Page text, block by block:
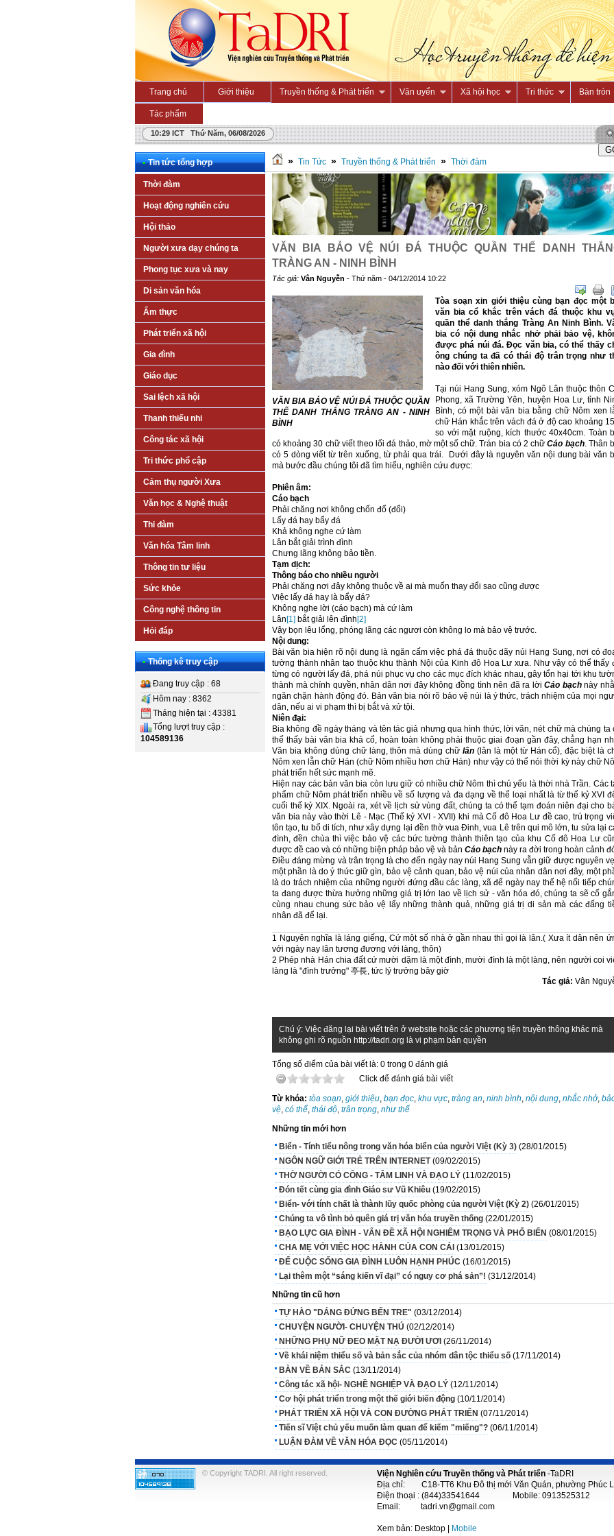
Trang chủ Giới thiệu Truyền thống & Phát triển Văn uyển Xã hội học Tri thức Bàn tròn
Tác phẩm
10:29 ICT Thứ Năm, 06/08/2026
• Tin tức tổng hợp
Thời đàm
Hoạt động nghiên cứu
Hội thảo
Người xưa dạy chúng ta
Phong tục xưa và nay
Di sản văn hóa
Ẩm thực
Phát triển xã hội
Gia đình
Giáo dục
Sai lệch xã hội
Thanh thiếu nhi
Công tác xã hội
Tri thức phổ cập
Cảm thụ người Xưa
Văn học & Nghệ thuật
Thi đàm
Văn hóa Tâm linh
Thông tin tư liệu
Sức khỏe
Công nghệ thông tin
Hỏi đáp
• Thống kê truy cập
Đang truy cập : 68
Hôm nay : 8362
Tháng hiện tại : 43381
Tổng lượt truy cập :
104589136
» Tin Tức » Truyền thống & Phát triển » Thời đàm
VĂN BIA BẢO VỆ NÚI ĐÁ THUỘC QUẦN THỂ DANH
TRÀNG AN - NINH BÌNH
Tác giả: Vân Nguyễn - Thứ năm - 04/12/2014 10:22
VĂN BIA BẢO VỆ NÚI ĐÁ THUỘC QUẦN
THỂ DANH THẮNG TRÀNG AN - NINH
BÌNH
Tòa soạn xin giới thiệu cùng bạn đọc một
văn bia cổ khắc trên vách đá thuộc khu
quần thể danh thắng Tràng An Ninh Bình.
bia có nội dung nhắc nhở phải bảo vệ,
được phá núi đá. Đọc văn bia, có thể thấy
ông chúng ta đã có thái độ trân trọng như
nào đối với thiên nhiên.
Tại núi Hang Sung, xóm Ngô Lân thuộc thôn
Phong, xã Trường Yên, huyện Hoa Lư, tỉnh
Bình, có một bài văn bia bằng chữ Nôm xen
chữ Hán khắc trên vách đá ở độ cao khoảng
so với mặt ruộng, kích thước 40x40cm. Toàn
có khoảng 30 chữ viết theo lối đá thảo, mờ một số chữ. Trán bia có 2 chữCáo bạch. Thân
có 5 dòng viết từ trên xuống, từ phải qua trái. Dưới đây là nguyên văn nội dung bài văn
mà bước đầu chúng tôi đã tìm hiểu, nghiên cứu được:
Phiên âm:
Cáo bạch
Phải chăng nơi không chốn đổ (đổi)
Lấy đá hay bẩy đá
Khả không nghe cứ làm
Lân bắt giải trình đình
Chưng lãng không bảo tiền.
Tạm dịch:
Thông báo cho nhiều người
Phải chăng nơi đây không thuộc về ai mà muốn thay đổi sao cũng được
Việc lấy đá hay là bẩy đá?
Không nghe lời (cáo bạch) mà cứ làm
Lân [1] bắt giải lên đình [2]
Vậy bọn lêu lổng, phóng lãng các ngươi còn không lo mà bảo vệ trước.
Nội dung:
Bài văn bia hiện rõ nội dung là ngăn cấm việc phá đá thuộc dãy núi Hang Sung, nơi có
tường thành nhân tạo thuộc khu thành Nội của Kinh đô Hoa Lư xưa. Như vậy có thể thấy
từng có người lấy đá, phá núi phục vụ cho các mục đích khác nhau, gây tổn hại tới khu
thành mà chính quyền, nhân dân nơi đây không đồng tình nên đã ra lờiCáo bạchnày
ngăn chặn hành động đó. Bản văn bia nói rõ bảo vệ núi là ý thức, trách nhiệm của mọi
dân, nếu ai vi phạm thì bị bắt và xử tội.
Niên đại:
Bia không đề ngày tháng và tên tác giả nhưng qua hình thức, lời văn, nét chữ mà chúng ta
thể thấy bài văn bia khá cổ, hoàn toàn không phải thuộc giai đoạn gần đây, chẳng hạn
Văn bia không dùng chữ làng, thôn mà dùng chữ lân (lân là một từ Hán cổ), đặc biệt là
Nôm xen lẫn chữ Hán (chữ Nôm nhiều hơn chữ Hán) như vậy có thể nói thời kỳ này chữ
phát triển hết sức mạnh mẽ.
Hiện nay các bản văn bia còn lưu giữ có nhiều chữ Nôm thì chủ yếu là thời nhà Trần. Các
phẩm chữ Nôm phát triển nhiều về số lượng và đa dạng về thể loại nhất là từ thế kỷ XVI
cuối thế kỷ XIX. Ngoài ra, xét về lịch sử vùng đất, chúng ta có thể tạm đoán niên đại cho
văn bia này vào thời Lê - Mạc (Thế kỷ XVI - XVII) khi mà Cố đô Hoa Lư đề cao, trú trọng
tôn tạo, tu bổ di tích, như xây dựng lại đền thờ vua Đinh, vua Lê trên qui mô lớn, tu sửa lại
đình, đền chùa thì việc bảo vệ các bức tường thành thiên tạo của khu Cố đô Hoa Lư
được đề cao và có những biện pháp bảo vệ và bản Cáo bạch này ra đời trong hoàn cảnh
Điều đáng mừng và trân trọng là cho đến ngày nay núi Hang Sung vẫn giữ được nguyên
một phần là do ý thức giữ gìn, bảo vệ cảnh quan, bảo vệ núi của nhân dân nơi đây, một
là do trách nhiệm của những người đứng đầu các làng, xã để ngày nay thế hệ nối tiếp
ta đang được thừa hưởng những giá trị lớn lao về lịch sử - văn hóa đó, chúng ta sẽ cố
cùng nhau chung sức bảo vệ lấy những thành quả, những giá trị di sản mà các đấng
nhân đã để lại.
1 Nguyên nghĩa là láng giếng, Cứ một số nhà ở gần nhau thì gọi là lân.( Xưa ít dân nên
với ngày nay lân tương đương với làng, thôn)
2 Phép nhà Hán chia đất cứ mười dặm là một đình, mười đình là một làng, nên người coi
làng là "đình trưởng" 亭長, tức lý trưởng bây giờ
Tác giả: Vân
Chú ý: Việc đăng lại bài viết trên ở website hoặc các phương tiện truyền thông khác mà
không ghi rõ nguồn http://tadri.org là vi phạm bản quyền
Tổng số điểm của bài viết là: 0 trong 0 đánh giá
Click để đánh giá bài viết
Từ khóa: tòa soạn, giới thiệu, bạn đọc, khu vực, tràng an, ninh bình, nội dung, nhắc nhở,
vệ, có thể, thái độ, trân trọng, như thế
Những tin mới hơn
Biển - Tính tiểu nông trong văn hóa biển của người Việt (Kỳ 3) (28/01/2015)
NGÔN NGỮ GIỚI TRẺ TRÊN INTERNET (09/02/2015)
THỜ NGƯỜI CÓ CÔNG - TÂM LINH VÀ ĐẠO LÝ (11/02/2015)
Đón tết cùng gia đình Giáo sư Vũ Khiêu (19/02/2015)
Biển- với tính chất là thành lũy quốc phòng của người Việt (Kỳ 2) (26/01/2015)
Chúng ta vô tình bỏ quên giá trị văn hóa truyền thống (22/01/2015)
BẠO LỰC GIA ĐÌNH - VẤN ĐỀ XÃ HỘI NGHIÊM TRỌNG VÀ PHỔ BIẾN (08/01/2015)
CHA MẸ VỚI VIỆC HỌC HÀNH CỦA CON CÁI (13/01/2015)
ĐỂ CUỘC SỐNG GIA ĐÌNH LUÔN HẠNH PHÚC (16/01/2015)
Lại thêm một “sáng kiến vĩ đại” có nguy cơ phá sản”! (31/12/2014)
Những tin cũ hơn
TỰ HÀO "DÁNG ĐỨNG BẾN TRE" (03/12/2014)
CHUYỆN NGƯỜI- CHUYỆN THÚ (02/12/2014)
NHỮNG PHỤ NỮ ĐEO MẶT NẠ ĐƯỜI ƯƠI (26/11/2014)
Về khái niệm thiểu số và bản sắc của nhóm dân tộc thiểu số (17/11/2014)
BÀN VỀ BẢN SẮC (13/11/2014)
Công tác xã hội- NGHỀ NGHIỆP VÀ ĐẠO LÝ (12/11/2014)
Cơ hội phát triển trong một thế giới biến động (10/11/2014)
PHÁT TRIỂN XÃ HỘI VÀ CON ĐƯỜNG PHÁT TRIỂN (07/11/2014)
Tiến sĩ Việt chủ yếu muốn làm quan để kiếm "miếng"? (06/11/2014)
LUẬN ĐÀM VỀ VĂN HÓA ĐỌC (05/11/2014)
© Copyright TADRI. All right reserved. Viện Nghiên cứu Truyền thống và Phát triển -TaDRI
Địa chỉ: C18-TT6 Khu Đô thị mới Văn Quán, phường Phúc
Điện thoại : (844)33541644 Mobile: 0913525312
Email: tadri.vn@gmail.com
Xem bản: Desktop | Mobile